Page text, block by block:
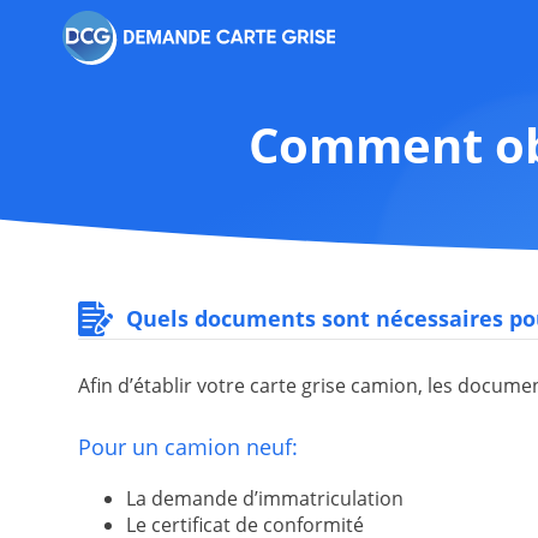
Comment
Quels documents sont nécessaires
Afin d’établir votre carte grise camion, les
Pour un camion neuf:
La demande d’immatriculation
Le certificat de conformité